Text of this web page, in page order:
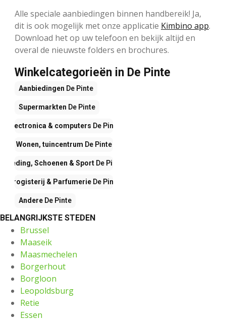
Alle speciale aanbiedingen binnen handbereik! Ja,
dit is ook mogelijk met onze applicatie Kimbino app.
Download het op uw telefoon en bekijk altijd en
overal de nieuwste folders en brochures.
Winkelcategorieën in De Pinte
Aanbiedingen De Pinte
Supermarkten De Pinte
Electronica & computers De Pinte
Wonen, tuincentrum De Pinte
Kleding, Schoenen & SportDe Pinte
Drogisterij & ParfumerieDe Pinte
Andere De Pinte
BELANGRIJKSTE STEDEN
Brussel
Maaseik
Maasmechelen
Borgerhout
Borgloon
Leopoldsburg
Retie
Essen